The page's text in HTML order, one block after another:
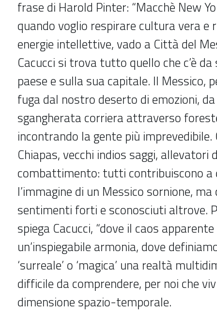
frase di Harold Pinter: “Macchè New
quando voglio respirare cultura vera e
energie intellettive, vado a Città del
Cacucci si trova tutto quello che c’è
paese e sulla sua capitale. Il Messico,
fuga dal nostro deserto di emozioni,
sgangherata corriera attraverso
incontrando la gente più imprevedibile.
Chiapas, vecchi indios saggi, allevatori
combattimento: tutti contribuiscono a
l’immagine di un Messico sornione, ma
sentimenti forti e sconosciuti altrove.
spiega Cacucci, “dove il caos
un’inspiegabile armonia, dove
‘surreale’ o ‘magica’ una realtà
difficile da comprendere, per noi che
dimensione spazio-temporale.